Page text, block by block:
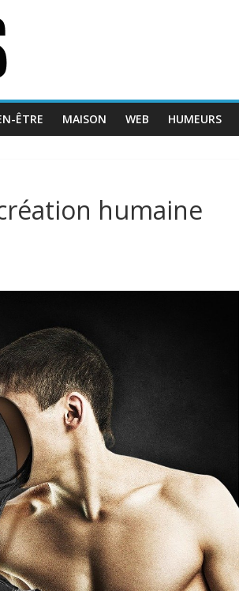
ÊTRE MAISON WEB HUMEURS
création humaine